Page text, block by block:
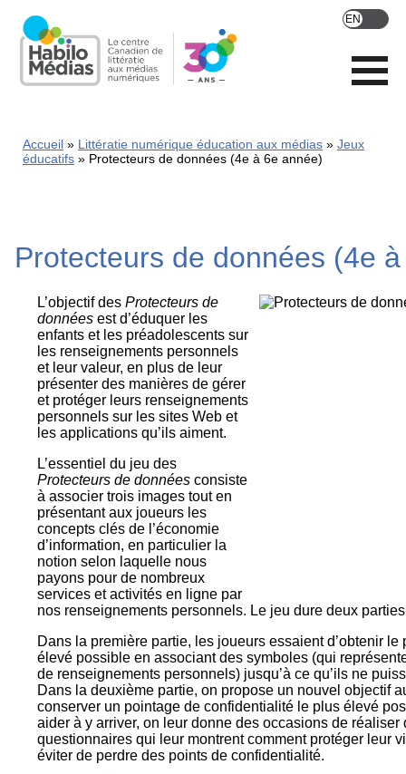
main
content
Accueil Littératie numérique éducation aux médias
Jeux
éducatifs
Protecteurs de données (4e à 6e année)
Protecteurs de données (4e
L’objectif des Protecteurs de
données est d’éduquer les
enfants et les préadolescents sur
les renseignements personnels
et leur valeur, en plus de leur
présenter des manières de gérer
et protéger leurs renseignements
personnels sur les sites Web et
les applications qu’ils aiment.
L’essentiel du jeu des
Protecteurs de données consiste
à associer trois images tout en
présentant aux joueurs les
concepts clés de l’économie
d’information, en particulier la
notion selon laquelle nous
payons pour de nombreux
services et activités en ligne par
nos renseignements personnels. Le jeu dure deux
Dans la première partie, les joueurs essaient d’obtenir le
élevé possible en associant des symboles (qui
de renseignements personnels) jusqu’à ce qu’ils ne
Dans la deuxième partie, on propose un nouvel objectif
conserver un pointage de confidentialité le plus élevé
aider à y arriver, on leur donne des occasions de réaliser
questionnaires qui leur montrent comment protéger leur
éviter de perdre des points de confidentialité.